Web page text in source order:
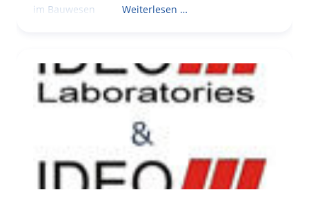
im Bauwesen
Weiterlesen …